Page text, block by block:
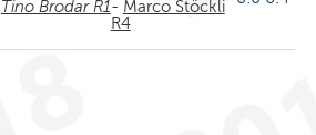
Tino Brodar R1- Marco Stöckli
R4